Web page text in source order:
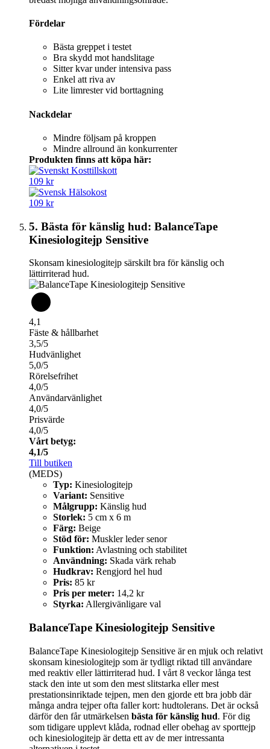
Fördelar
Bästa greppet i testet
Bra skydd mot handslitage
Sitter kvar under intensiva pass
Enkel att riva av
Lite limrester vid borttagning
Nackdelar
Mindre följsam på kroppen
Mindre allround än konkurrenter
Produkten finns att köpa här:
109 kr
109 kr
5. Bästa för känslig hud: BalanceTape
Kinesiologitejp Sensitive
Skonsam kinesiologitejp särskilt bra för känslig och
lättirriterad hud.
4,1
Fäste & hållbarhet
3,5/5
Hudvänlighet
5,0/5
Rörelsefrihet
4,0/5
Användarvänlighet
4,0/5
Prisvärde
4,0/5
Vårt betyg:
4,1/5
Till butiken
(MEDS)
Typ: Kinesiologitejp
Variant: Sensitive
Målgrupp: Känslig hud
Storlek: 5 cm x 6 m
Färg: Beige
Stöd för: Muskler leder senor
Funktion: Avlastning och stabilitet
Användning: Skada värk rehab
Hudkrav: Rengjord hel hud
Pris: 85 kr
Pris per meter: 14,2 kr
Styrka: Allergivänligare val
BalanceTape Kinesiologitejp Sensitive
BalanceTape Kinesiologitejp Sensitive är en mjuk och relativt
skonsam kinesiologitejp som är tydligt riktad till användare
med reaktiv eller lättirriterad hud. I vårt 8 veckor långa test
stack den inte ut som den mest slitstarka eller mest
prestationsinriktade tejpen, men den gjorde ett bra jobb där
många andra tejper ofta faller kort: hudtolerans. Det är också
därför den får utmärkelsen bästa för känslig hud. För dig
som tidigare upplevt klåda, rodnad eller obehag av sporttejp
och kinesiologitejp är detta ett av de mer intressanta